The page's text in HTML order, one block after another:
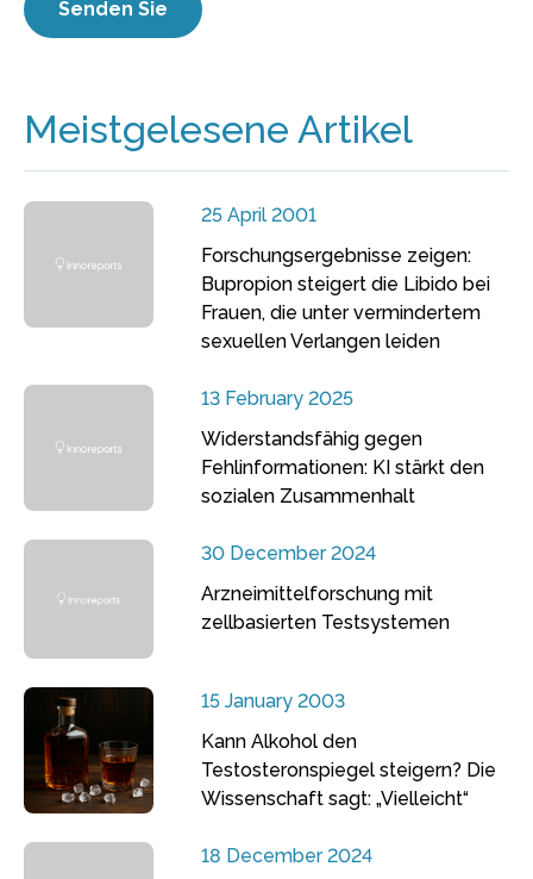
Meistgelesene Artikel
25 April 2001
Forschungsergebnisse zeigen:
Bupropion steigert die Libido bei
Frauen, die unter vermindertem
sexuellen Verlangen leiden
13 February 2025
Widerstandsfähig gegen
Fehlinformationen: KI stärkt den
sozialen Zusammenhalt
30 December 2024
Arzneimittelforschung mit
zellbasierten Testsystemen
15 January 2003
Kann Alkohol den
Testosteronspiegel steigern? Die
Wissenschaft sagt: „Vielleicht“
18 December 2024